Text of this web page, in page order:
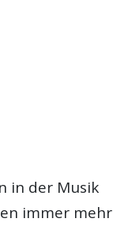
in der Musik
immer mehr